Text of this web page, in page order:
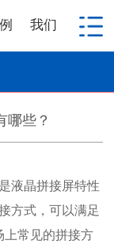
我们
哪些？
液晶拼接屏特性
方式，可以满足
上常见的拼接方